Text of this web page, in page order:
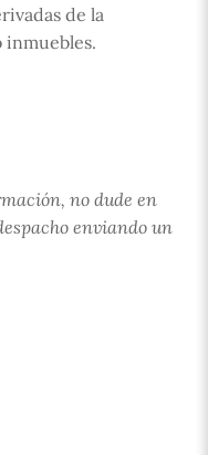
de la
inmuebles.
no dude en
enviando un